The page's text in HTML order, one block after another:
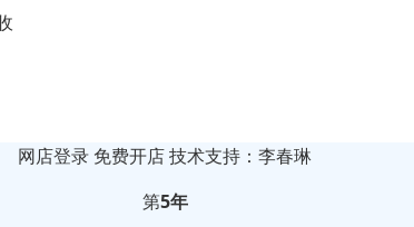
网店登录 免费开店技术支持：李春琳
第5年